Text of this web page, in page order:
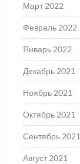
Март 2022
Февраль 2022
Январь 2022
Декабрь 2021
Ноябрь 2021
Октябрь 2021
Сентябрь 2021
Август 2021